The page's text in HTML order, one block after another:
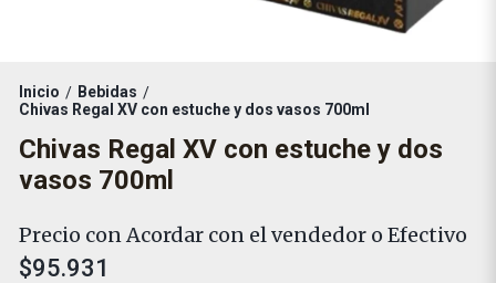
Inicio / Bebidas /
Chivas Regal XV con estuche y dos vasos 700ml
Chivas Regal XV con estuche y dos
vasos 700ml
Precio con Acordar con el vendedor o Efectivo
$95.931